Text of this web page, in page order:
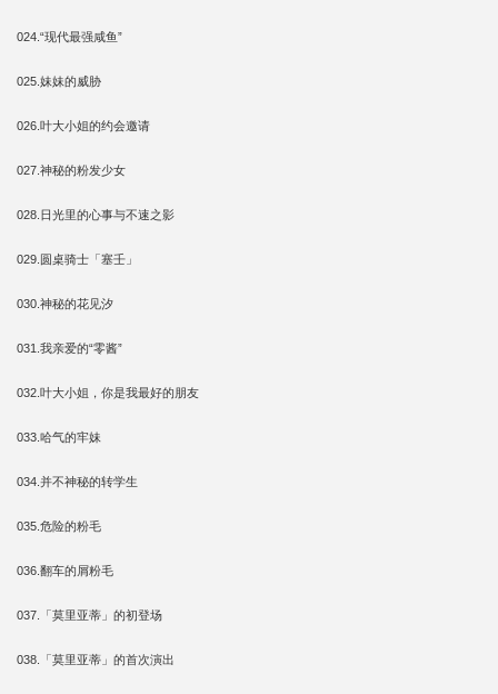
024.“现代最强咸鱼”
025.妹妹的威胁
026.叶大小姐的约会邀请
027.神秘的粉发少女
028.日光里的心事与不速之影
029.圆桌骑士「塞壬」
030.神秘的花见汐
031.我亲爱的“零酱”
032.叶大小姐，你是我最好的朋友
033.哈气的牢妹
034.并不神秘的转学生
035.危险的粉毛
036.翻车的屑粉毛
037.「莫里亚蒂」的初登场
038.「莫里亚蒂」的首次演出